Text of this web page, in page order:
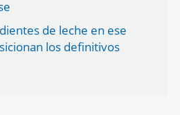
de leche en ese
los definitivos